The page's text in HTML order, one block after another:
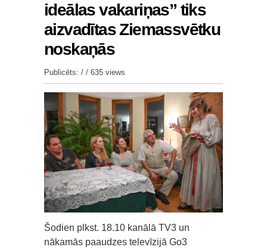
ideālas vakariņas” tiks
aizvadītas Ziemassvētku
noskaņās
Publicēts: / / 635 views
Šodien plkst. 18.10 kanālā TV3 un
nākamās paaudzes televīzijā Go3